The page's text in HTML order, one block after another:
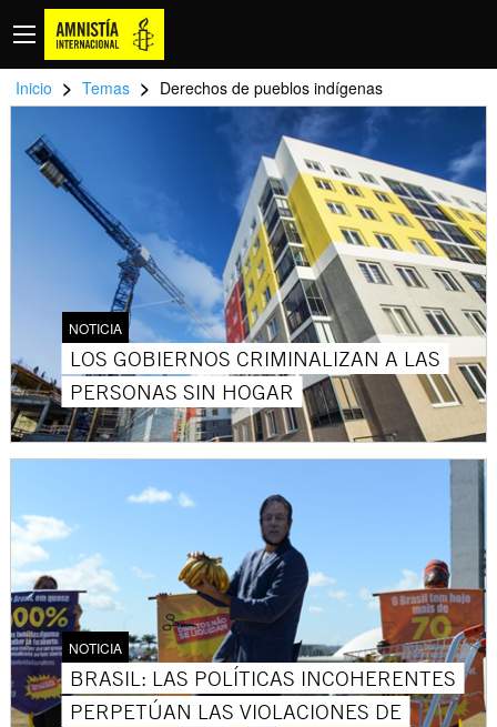
Inicio > Temas > Derechos de pueblos indígenas
NOTICIA
LOS GOBIERNOS CRIMINALIZAN A LAS
PERSONAS SIN HOGAR
NOTICIA
BRASIL: LAS POLÍTICAS INCOHERENTES
PERPETÚAN LAS VIOLACIONES DE